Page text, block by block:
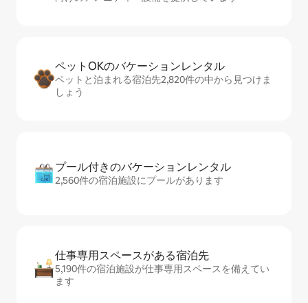
ペットOKのバ⁠ケ⁠ー⁠シ⁠ョ⁠ンレ⁠ン⁠タ⁠ル
ペットと泊まれる宿泊先2,820件の中から見つけま
しょう
プール付きのバ⁠ケ⁠ー⁠シ⁠ョ⁠ンレ⁠ン⁠タ⁠ル
2,560件の宿泊施設にプールがあります
仕事専用ス⁠ペ⁠ー⁠スがあ⁠る宿⁠泊⁠先
5,190件の宿泊施設が仕事専用スペースを備えてい
ます